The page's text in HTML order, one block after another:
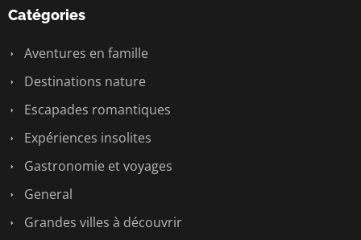
Catégories
Aventures en famille
Destinations nature
Escapades romantiques
Expériences insolites
Gastronomie et voyages
General
Grandes villes à découvrir